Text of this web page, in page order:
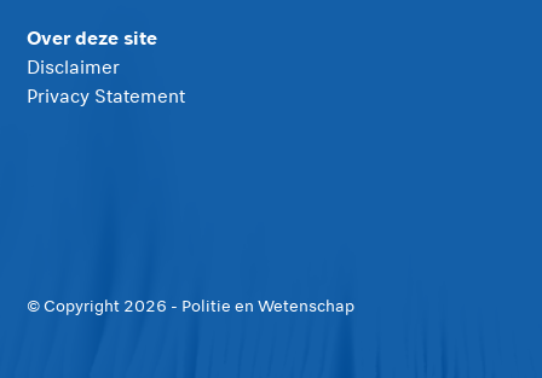
Over deze site
Disclaimer
Privacy Statement
© Copyright 2026 - Politie en Wetenschap